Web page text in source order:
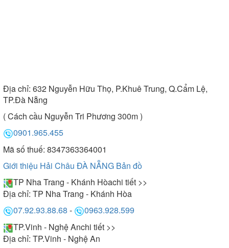
Địa chỉ: 632 Nguyễn Hữu Thọ, P.Khuê Trung, Q.Cẩm Lệ,
TP.Đà Nẵng
( Cách cầu Nguyễn Tri Phương 300m )
0901.965.455
Mã số thuế: 8347363364001
Giới thiệu Hải Châu ĐÀ NẴNG Bản đồ
TP Nha Trang - Khánh Hòachi tiết >>
Địa chỉ: TP Nha Trang - Khánh Hòa
07.92.93.88.68 -
0963.928.599
TP.Vinh - Nghệ Anchi tiết >>
Địa chỉ: TP.Vinh - Nghệ An